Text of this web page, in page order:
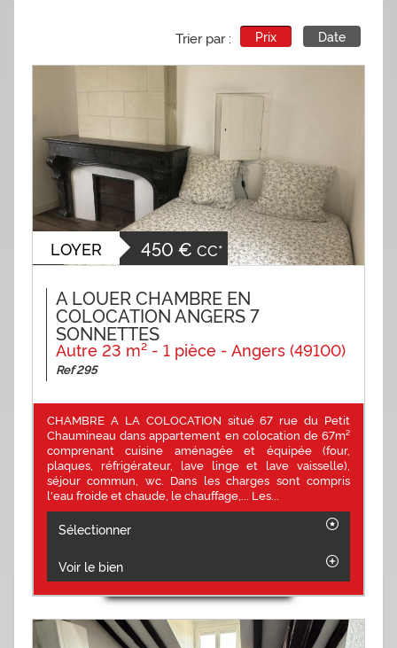
Trier par : Prix Date
LOYER 450 € CC*
A LOUER CHAMBRE EN
COLOCATION ANGERS 7
SONNETTES
Autre 23 m² - 1 pièce - Angers (49100)
Ref 295
CHAMBRE A LA COLOCATION situé 67 rue du Petit
Chaumineau dans appartement en colocation de 67m²
comprenant cuisine aménagée et équipée (four,
plaques, réfrigérateur, lave linge et lave vaisselle),
séjour commun, wc. Dans les charges sont compris
l'eau froide et chaude, le chauffage,... Les...
Sélectionner
Voir le bien